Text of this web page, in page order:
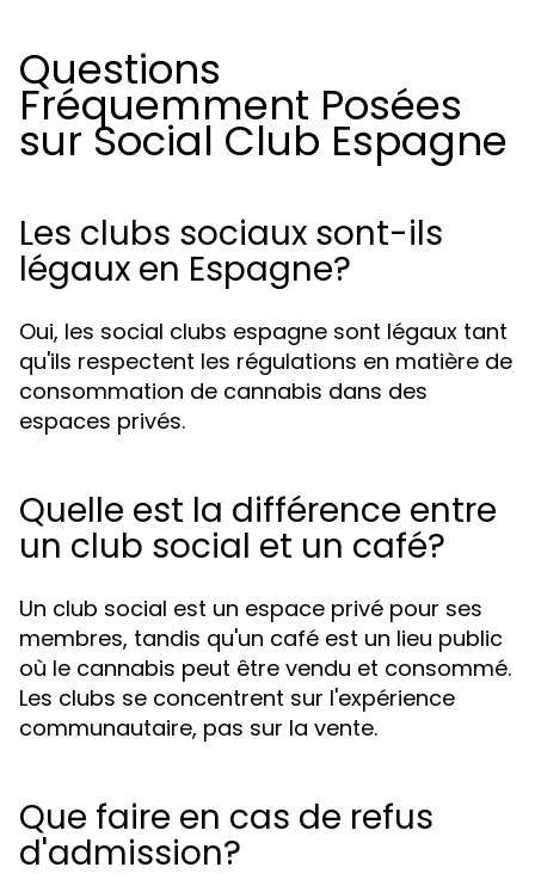
Questions
Fréquemment Posées
sur Social Club Espagne
Les clubs sociaux sont-ils
légaux en Espagne?
Oui, les social clubs espagne sont légaux tant
qu'ils respectent les régulations en matière de
consommation de cannabis dans des
espaces privés.
Quelle est la différence entre
un club social et un café?
Un club social est un espace privé pour ses
membres, tandis qu'un café est un lieu public
où le cannabis peut être vendu et consommé.
Les clubs se concentrent sur l'expérience
communautaire, pas sur la vente.
Que faire en cas de refus
d'admission?